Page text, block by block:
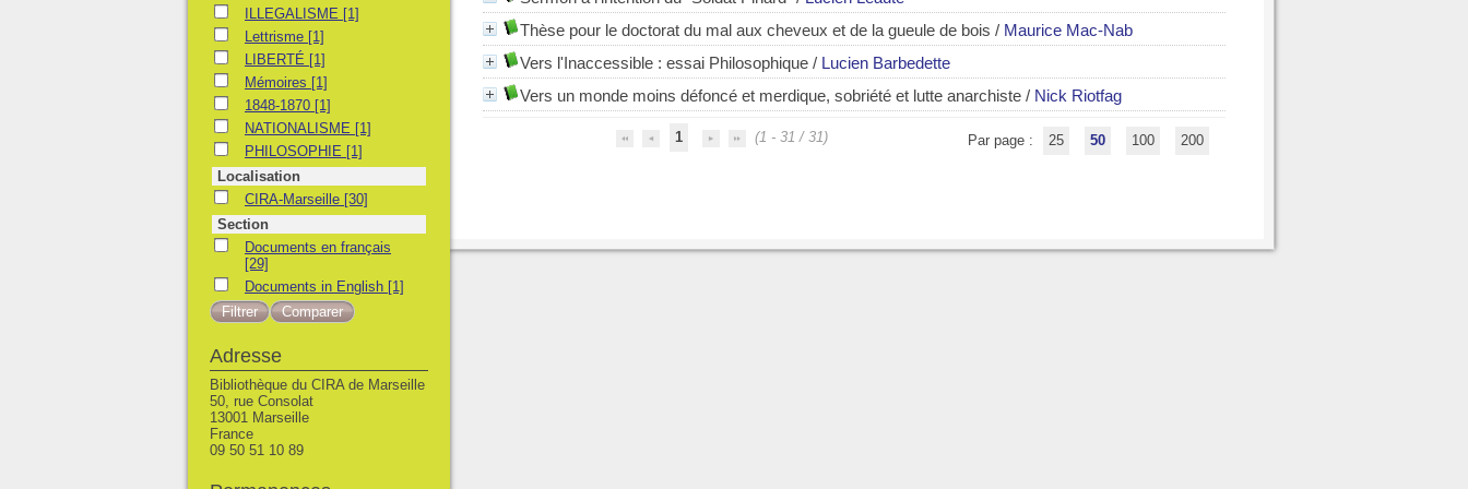
Thèse pour le doctorat du mal aux cheveux et de la gueule de bois / Maurice Mac-Nab
Vers l'Inaccessible : essai Philosophique / Lucien Barbedette
Vers un monde moins défoncé et merdique, sobriété et lutte anarchiste / Nick Riotfag
1 (1 - 31 / 31) Par page : 25 50 100 200
ILLEGALISME
ILLEGALISME [1]
LettrismeLettrisme [1]
LIBERTÉLIBERTÉ [1]
MémoiresMémoires [1]
1848-18701848-1870 [1]
NATIONALISME
NATIONALISME [1]
PHILOSOPHIE
PHILOSOPHIE [1]
Localisation
CIRA-Marseille
CIRA-Marseille [30]
Section
Documents en français
Documents en français
[29]
Documents in English
Documents in English [1]
Adresse
Bibliothèque du CIRA de Marseille
50, rue Consolat
13001 Marseille
France
09 50 51 10 89